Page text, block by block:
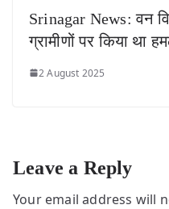
Srinagar News: वन
ग्रामीणों पर किया था
2 August 2025
Leave a Reply
Your email address will